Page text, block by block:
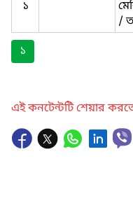
১
/
১
এই কনটেন্টটি শেয়ার